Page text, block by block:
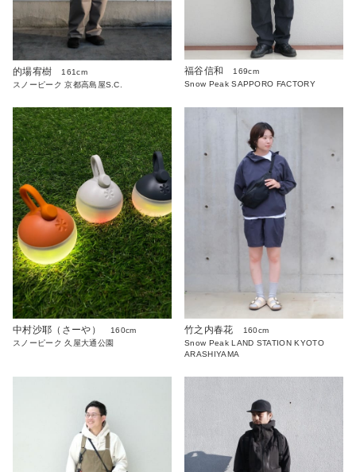
的場宥樹
161cm
スノーピーク 京都高島屋S.C.
福谷信和
169cm
Snow Peak SAPPORO FACTORY
中村沙耶（さーや）
160cm
スノーピーク 久屋大通公園
竹之内春花
160cm
Snow Peak LAND STATION KYOTO
ARASHIYAMA